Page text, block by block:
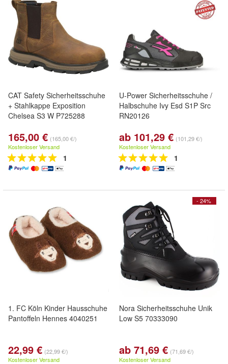
CAT Safety Sicherheitsschuhe
+ Stahlkappe Exposition
Chelsea S3 W P725288
165,00 € (165,00 €/)
Kostenloser Versand
1
U-Power Sicherheitsschuhe /
Halbschuhe Ivy Esd S1P Src
RN20126
ab 101,29 € (101,29 €/)
Kostenloser Versand
1
1. FC Köln Kinder Hausschuhe
Pantoffeln Hennes 4040251
22,99 € (22,99 €/)
Kostenloser Versand
- 24%
Nora Sicherheitsschuhe Unik
Low S5 70333090
ab 71,69 € (71,69 €/)
Kostenloser Versand